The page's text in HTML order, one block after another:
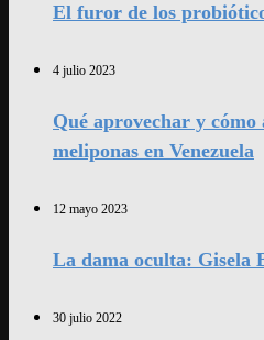
El furor de los
4 julio 2023
Qué aprovechar y cómo
meliponas en Venezuela
12 mayo 2023
La dama oculta: Gisela
30 julio 2022